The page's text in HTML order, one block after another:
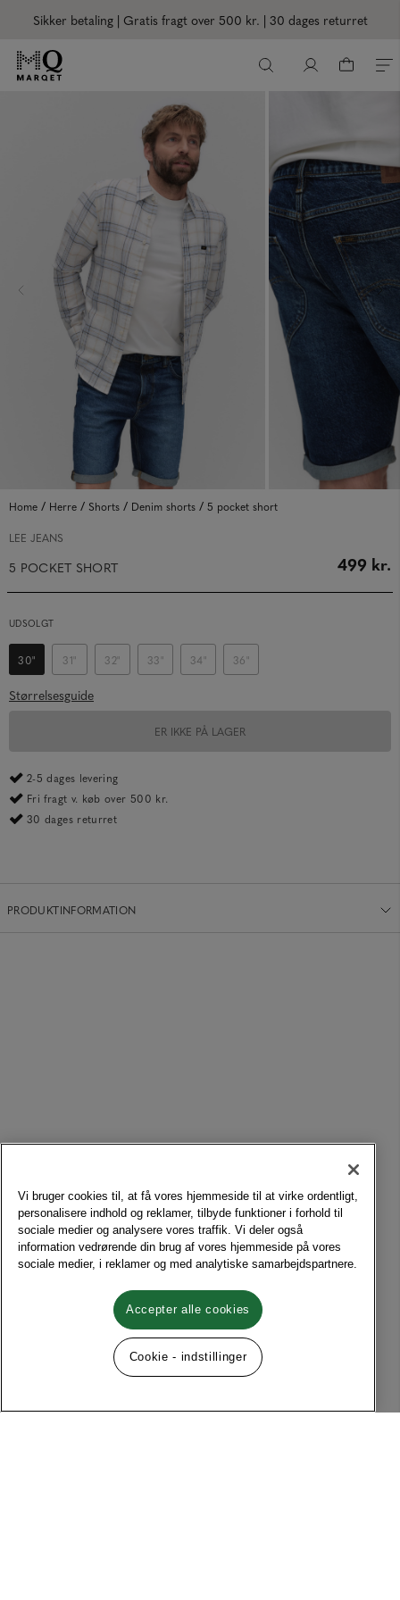
Sikker betaling | Gratis fragt over 500 kr. | 30 dages returret
Home / Herre / Shorts / Denim shorts / 5 pocket short
LEE JEANS
5 POCKET SHORT 499 kr.
UDSOLGT
30" 31" 32" 33" 34" 36"
Størrelsesguide
ER IKKE PÅ LAGER
2-5 dages levering
Fri fragt v. køb over 500 kr.
30 dages returret
PRODUKTINFORMATION
Vi bruger cookies til, at få vores hjemmeside til at virke ordentligt,
personalisere indhold og reklamer, tilbyde funktioner i forhold til
sociale medier og analysere vores traffik. Vi deler også
information vedrørende din brug af vores hjemmeside på vores
sociale medier, i reklamer og med analytiske samarbejdspartnere.
Accepter alle cookies
Cookie - indstillinger